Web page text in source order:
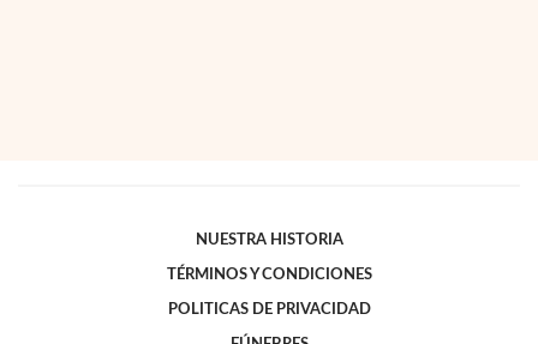
NUESTRA HISTORIA
TÉRMINOS Y CONDICIONES
POLITICAS DE PRIVACIDAD